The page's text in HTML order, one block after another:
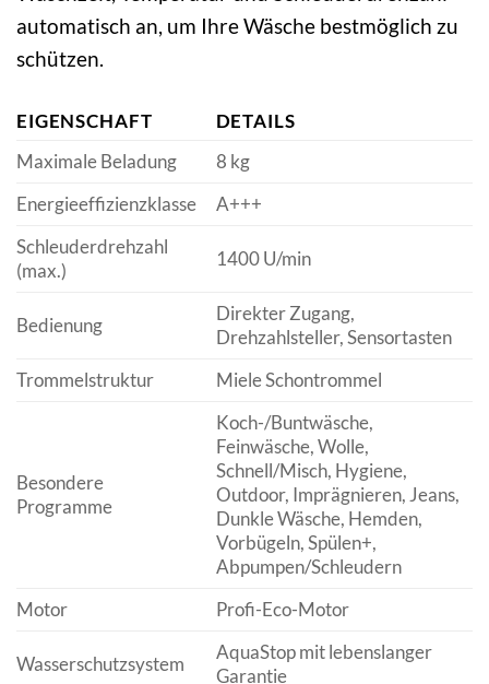
automatisch an, um Ihre Wäsche bestmöglich zu
schützen.
EIGENSCHAFT
DETAILS
Maximale Beladung
8 kg
Energieeffizienzklasse
A+++
Schleuderdrehzahl
(max.)
1400 U/min
Bedienung
Direkter Zugang,
Drehzahlsteller, Sensortasten
Trommelstruktur
Miele Schontrommel
Besondere
Programme
Koch-/Buntwäsche,
Feinwäsche, Wolle,
Schnell/Misch, Hygiene,
Outdoor, Imprägnieren, Jeans,
Dunkle Wäsche, Hemden,
Vorbügeln, Spülen+,
Abpumpen/Schleudern
Motor
Profi-Eco-Motor
Wasserschutzsystem
AquaStop mit lebenslanger
Garantie